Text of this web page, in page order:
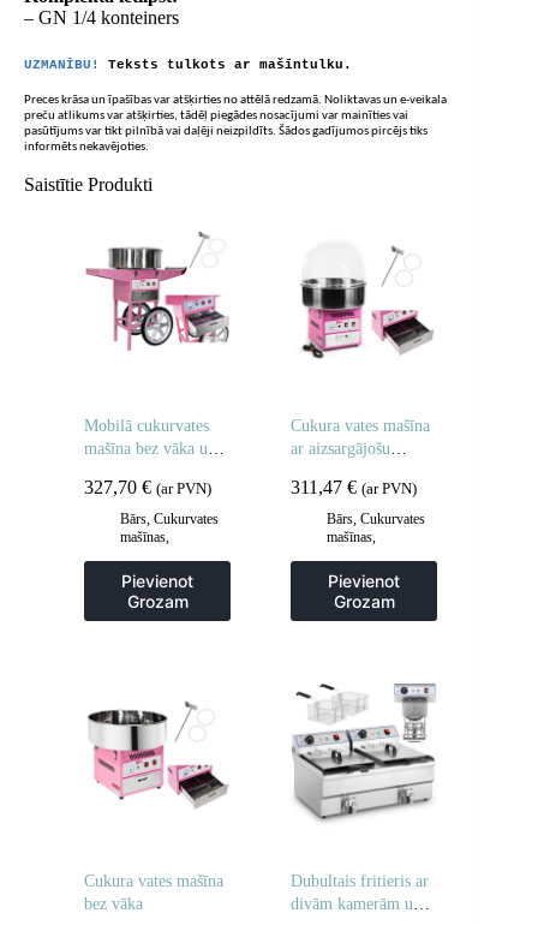
– GN 1/4 konteiners
UZMANĪBU! Teksts tulkots ar mašīntulku.
Preces krāsa un īpašības var atšķirties no attēlā redzamā. Noliktavas un e-veikala
preču atlikums var atšķirties, tādēļ piegādes nosacījumi var mainīties vai
pasūtījums var tikt pilnībā vai daļēji neizpildīts. Šādos gadījumos pircējs tiks
informēts nekavējoties.
Saistītie Produkti
Mobilā cukurvates
mašīna bez vāka uz
327,70 € (ar PVN)
Bārs, Cukurvates
mašīnas,
Pievienot
Grozam
Cukura vates mašīna
ar aizsargājošu
311,47€ (ar PVN)
Bārs,Cukurvates
mašīnas,
Pievienot
Grozam
Cukura vates mašīna
bez vāka
Dubultais fritieris ar
divām kamerām un